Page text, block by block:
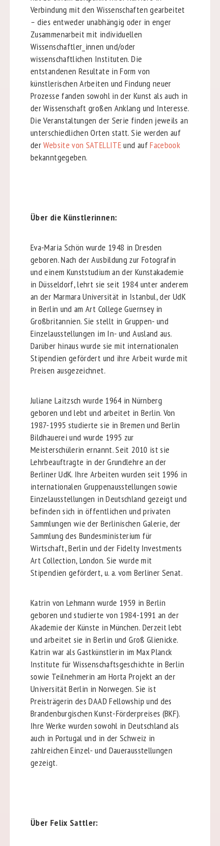
Verbindung mit den Wissenschaften gearbeitet
– dies entweder unabhängig oder in enger
Zusammenarbeit mit individuellen
Wissenschaftler_innen und/oder
wissenschaftlichen Instituten. Die
entstandenen Resultate in Form von
künstlerischen Arbeiten und Findung neuer
Prozesse fanden sowohl in der Kunst als auch in
der Wissenschaft großen Anklang und Interesse.
Die Veranstaltungen der Serie finden jeweils an
unterschiedlichen Orten statt. Sie werden auf
derWebsite von SATELLITEund aufFacebook
bekanntgegeben.
Über die Künstlerinnen:
Eva-Maria Schön wurde 1948 in Dresden
geboren. Nach der Ausbildung zur Fotografin
und einem Kunststudium an der Kunstakademie
in Düsseldorf, lehrt sie seit 1984 unter anderem
an der Marmara Universität in Istanbul, der UdK
in Berlin und am Art College Guernsey in
Großbritannien. Sie stellt in Gruppen- und
Einzelausstellungen im In- und Ausland aus.
Darüber hinaus wurde sie mit internationalen
Stipendien gefördert und ihre Arbeit wurde mit
Preisen ausgezeichnet.
Juliane Laitzsch wurde 1964 in Nürnberg
geboren und lebt und arbeitet in Berlin. Von
1987-1995 studierte sie in Bremen und Berlin
Bildhauerei und wurde 1995 zur
Meisterschülerin ernannt. Seit 2010 ist sie
Lehrbeauftragte in der Grundlehre an der
Berliner UdK. Ihre Arbeiten wurden seit 1996 in
internationalen Gruppenausstellungen sowie
Einzelausstellungen in Deutschland gezeigt und
befinden sich in öffentlichen und privaten
Sammlungen wie der Berlinischen Galerie, der
Sammlung des Bundesministerium für
Wirtschaft, Berlin und der Fidelty Investments
Art Collection, London. Sie wurde mit
Stipendien gefördert, u. a. vom Berliner Senat.
Katrin von Lehmann wurde 1959 in Berlin
geboren und studierte von 1984-1991 an der
Akademie der Künste in München. Derzeit lebt
und arbeitet sie in Berlin und Groß Glienicke.
Katrin war als Gastkünstlerin im Max Planck
Institute für Wissenschaftsgeschichte in Berlin
sowie Teilnehmerin am Horta Projekt an der
Universität Berlin in Norwegen. Sie ist
Preisträgerin des DAAD Fellowship und des
Brandenburgischen Kunst-Förderpreises (BKF).
Ihre Werke wurden sowohl in Deutschland als
auch in Portugal und in der Schweiz in
zahlreichen Einzel- und Dauerausstellungen
gezeigt.
Über Felix Sattler: